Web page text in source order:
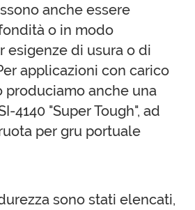
anche essere
o in modo
esigenze di usura o di
applicazioni con carico
produciamo anche una
4140 "Super Tough", ad
per gru portuale
sono stati elencati,